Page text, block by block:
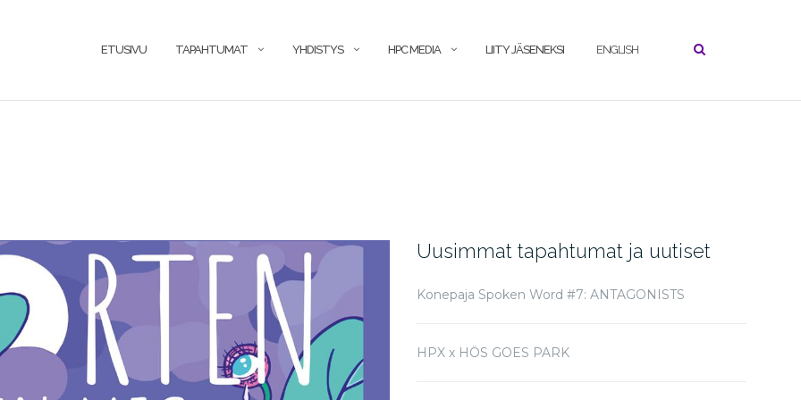
ETUSIVU TAPAHTUMAT YHDISTYS HPC MEDIA LIITY JÄSENEKSI ENGLISH
Uusimmat tapahtumat ja uutiset
Konepaja Spoken Word #7: ANTAGONISTS
HPX x HÖS GOES PARK